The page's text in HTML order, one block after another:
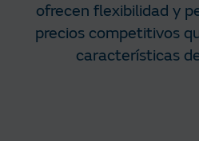
ofrecen flexibilidad y
precios competitivos
características